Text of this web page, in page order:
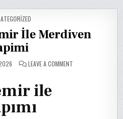
İle Merdiven
LEAVE A COMMENTON
ile